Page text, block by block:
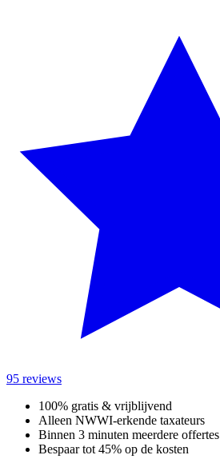
95 reviews
100% gratis & vrijblijvend
Alleen NWWI-erkende taxateurs
Binnen 3 minuten meerdere offertes
Bespaar tot 45% op de kosten